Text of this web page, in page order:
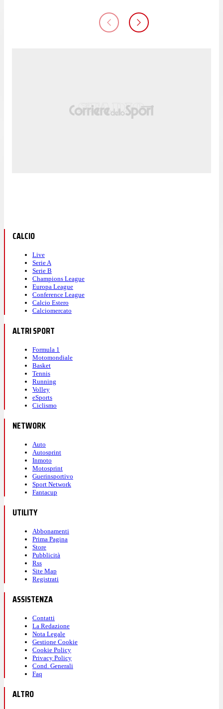
CALCIO
Live
Serie A
Serie B
Champions League
Europa League
Conference League
Calcio Estero
Calciomercato
ALTRI SPORT
Formula 1
Motomondiale
Basket
Tennis
Running
Volley
eSports
Ciclismo
NETWORK
Auto
Autosprint
Inmoto
Motosprint
Guerinsportivo
Sport Network
Fantacup
UTILITY
Abbonamenti
Prima Pagina
Store
Pubblicità
Rss
Site Map
Registrati
ASSISTENZA
Contatti
La Redazione
Nota Legale
Gestione Cookie
Cookie Policy
Privacy Policy
Cond. Generali
Faq
ALTRO